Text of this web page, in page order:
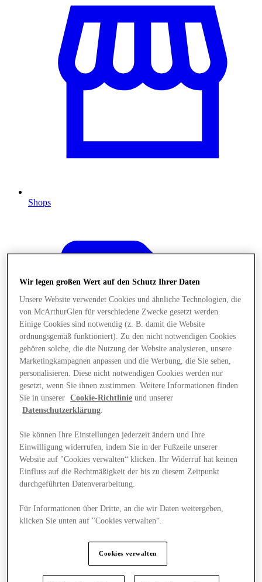
Shops
Angebote
Wir legen großen Wert auf den Schutz Ihrer Daten
Unsere Website verwendet Cookies und ähnliche Technologien, die
von McArthurGlen für verschiedene Zwecke gesetzt werden.
Einige Cookies sind notwendig (z. B. damit die Website
ordnungsgemäß funktioniert). Zu den nicht notwendigen Cookies
gehören solche, die die Nutzung der Website analysieren, unsere
Marketingkampagnen anpassen und die Werbung, die Sie sehen,
personalisieren. Diese nicht notwendigen Cookies werden nur
gesetzt, wenn Sie ihnen zustimmen. Weitere Informationen finden
Sie in unserer
Cookie-Richtlinie und unserer
Datenschutzerklärung
Sie können Ihre Einstellungen jederzeit ändern und Ihre
Einwilligung widerrufen, indem Sie in der Fußzeile unserer
Website auf "Cookies verwalten“ klicken. Ihr Widerruf hat keinen
Einfluss auf die Rechtmäßigkeit der bis zu diesem Zeitpunkt
durchgeführten Datenverarbeitung.
Für Informationen über Dritte, an die wir Daten weitergeben,
klicken Sie unten auf "Cookies verwalten“.
Cookies verwalten